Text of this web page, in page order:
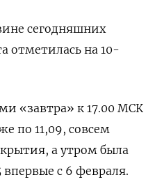
сегодняшних
отметилась ‌на 10-
«завтра» к 17.00 МСК
по 11,09, совсем
а утром была
впервые с 6 февраля.